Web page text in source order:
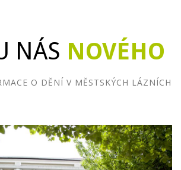
NÁS NOVÉHO
O DĚNÍ V MĚSTSKÝCH LÁZNÍCH